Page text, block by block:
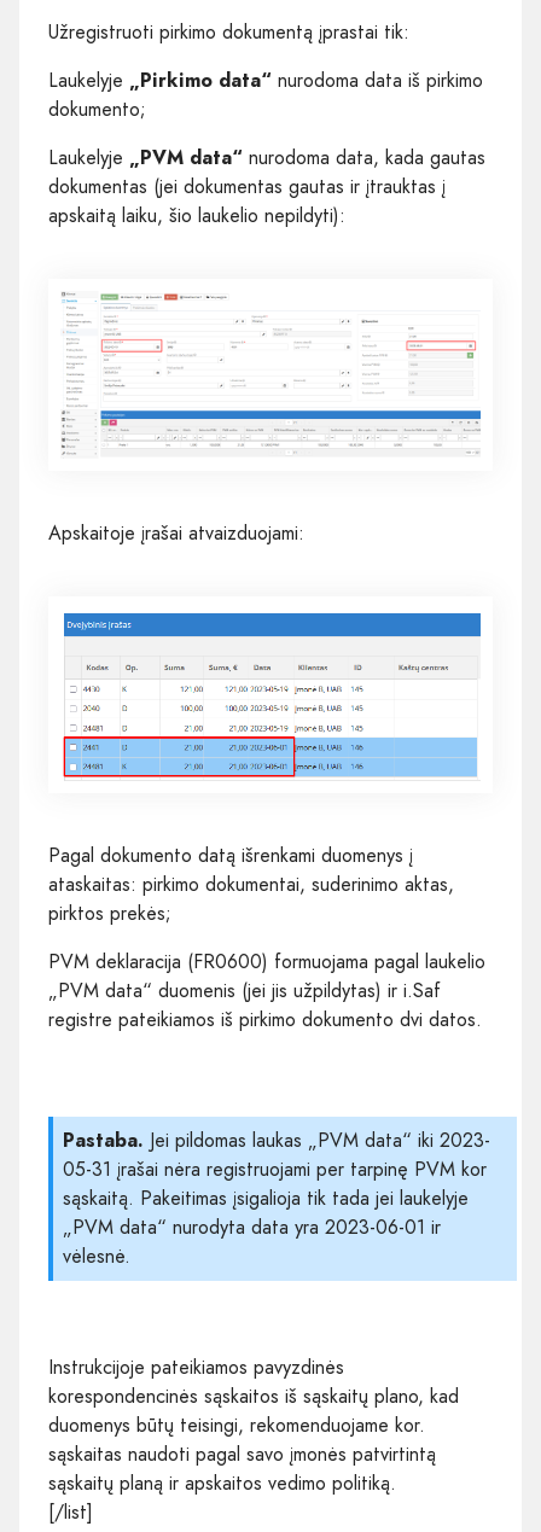
Užregistruoti pirkimo dokumentą įprastai tik:
Laukelyje „Pirkimo data“ nurodoma data iš pirkimo
dokumento;
Laukelyje „PVM data“ nurodoma data, kada gautas
dokumentas (jei dokumentas gautas ir įtrauktas į
apskaitą laiku, šio laukelio nepildyti):
Apskaitoje įrašai atvaizduojami:
Pagal dokumento datą išrenkami duomenys į
ataskaitas: pirkimo dokumentai, suderinimo aktas,
pirktos prekės;
PVM deklaracija (FR0600) formuojama pagal laukelio
„PVM data“ duomenis (jei jis užpildytas) ir i.Saf
registre pateikiamos iš pirkimo dokumento dvi datos.
Pastaba. Jei pildomas laukas „PVM data“ iki 2023-
05-31 įrašai nėra registruojami per tarpinę PVM kor
sąskaitą. Pakeitimas įsigalioja tik tada jei laukelyje
„PVM data“ nurodyta data yra 2023-06-01 ir
vėlesnė.
Instrukcijoje pateikiamos pavyzdinės
korespondencinės sąskaitos iš sąskaitų plano, kad
duomenys būtų teisingi, rekomenduojame kor.
sąskaitas naudoti pagal savo įmonės patvirtintą
sąskaitų planą ir apskaitos vedimo politiką.
[/list]